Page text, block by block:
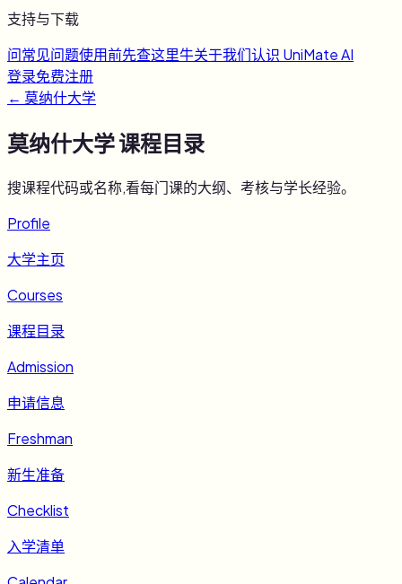
支持与下载
问常见问题使用前先查这里牛关于我们认识 UniMate AI
登录免费注册
← 莫纳什大学
莫纳什大学课程目录
搜课程代码或名称,看每门课的大纲、考核与学长经验。
Profile
大学主页
Courses
课程目录
Admission
申请信息
Freshman
新生准备
Checklist
入学清单